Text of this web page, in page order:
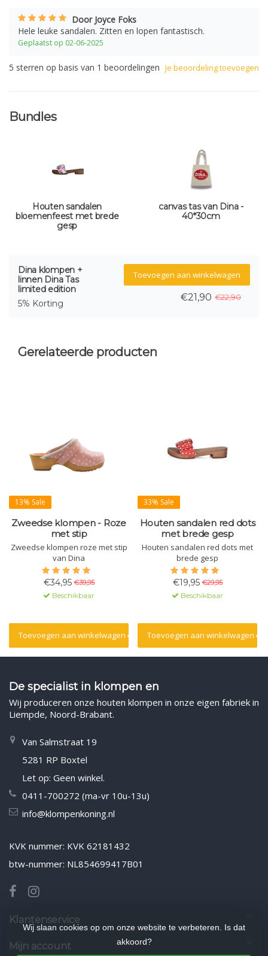
Door Joyce Foks
Hele leuke sandalen. Zitten en lopen fantastisch.
Geplaatst op 02-06-2025
Je beoordeling toevoegen
5 sterren op basis van 1 beoordelingen
Bundles
Houten sandalen
bloemenfeest met brede
gesp
canvas tas van Dina -
40*30cm
Dina klompen +
linnen Dina Tas
limited edition
5% Korting
Toevoegen aan winkelwagen
€22,90
€21,90
Gerelateerde producten
13% Sale
Zweedse klompen - Roze
met stip
Zweedse klompen roze met stip
van Dina
€34,95 €39,95
Beschikbaar
Toevoegen aan winkelwagen
33% Sale
Houten sandalen red dots
met brede gesp
Houten sandalen red dots met
brede gesp
€19,95 €29,95
Beschikbaar
Toevoegen aan winkelwagen
De specialist in klompen en
Wij produceren onze houten klompen in onze eigen fabriek in
Liempde, Noord-Brabant.
Van Salmstraat 19
5281 RP Boxtel
Let op: Geen winkel.
0411-700272 (ma-vr 10u-13u)
info@klompenkoning.nl
KVK nummer: KVK 62181432
btw-nummer: NL854699417B01
Klantenservice
Mijn account
Wij slaan cookies op om onze website te verbeteren. Is dat
akkoord?